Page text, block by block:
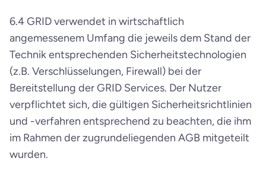
6.4 GRID verwendet in wirtschaftlich
angemessenem Umfang die jeweils dem Stand der
Technik entsprechenden Sicherheitstechnologien
(z.B. Verschlüsselungen, Firewall) bei der
Bereitstellung der GRID Services. Der Nutzer
verpflichtet sich, die gültigen Sicherheitsrichtlinien
und -verfahren entsprechend zu beachten, die ihm
im Rahmen der zugrundeliegenden AGB mitgeteilt
wurden.